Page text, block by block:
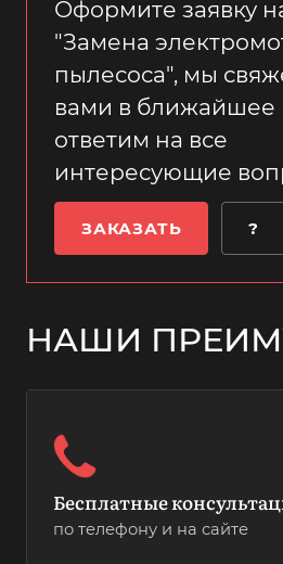
Оформите заявку
"Замена
пылесоса", мы
вами в ближайшее
ответим на все
интересующие
ЗАКАЗАТЬ ?
НАШИ
Бесплатные
по телефону и на сайте